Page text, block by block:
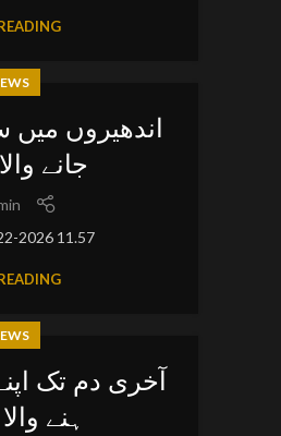
اندھیروں میں
جانے
2026 11.57
آخری دم تک
ہنے